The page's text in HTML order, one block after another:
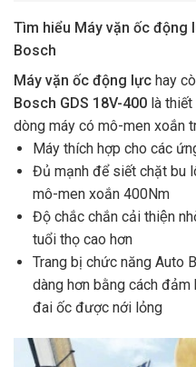
Tìm hiểu Máy vặn ốc động
Bosch
Máy vặn ốc động lực hay
Bosch GDS 18V-400 là
dòng máy có mô-men xoắn
Máy thích hợp cho các
Đủ mạnh để siết chặt bu
mô-men xoắn 400Nm
Độ chắc chắn cải thiện
tuổi thọ cao hơn
Trang bị chức năng Auto
dàng hơn bằng cách
đai ốc được nới lỏng